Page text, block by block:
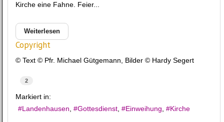
Kirche eine Fahne. Feier...
Weiterlesen
Copyright
© Text © Pfr. Michael Gütgemann, Bilder © Hardy Segert
2
Markiert in:
Landenhausen
Gottesdienst Einweihung Kirche